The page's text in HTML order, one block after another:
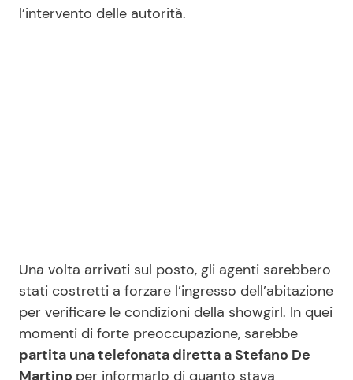
l’intervento delle autorità.
Una volta arrivati sul posto, gli agenti sarebbero
stati costretti a forzare l’ingresso dell’abitazione
per verificare le condizioni della showgirl. In quei
momenti di forte preoccupazione, sarebbe
partita una telefonata diretta a Stefano De
Martino per informarlo di quanto stava